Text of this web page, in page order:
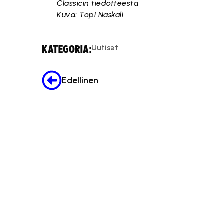
Classicin tiedotteesta
Kuva: Topi Naskali
KATEGORIA:Uutiset
Edellinen